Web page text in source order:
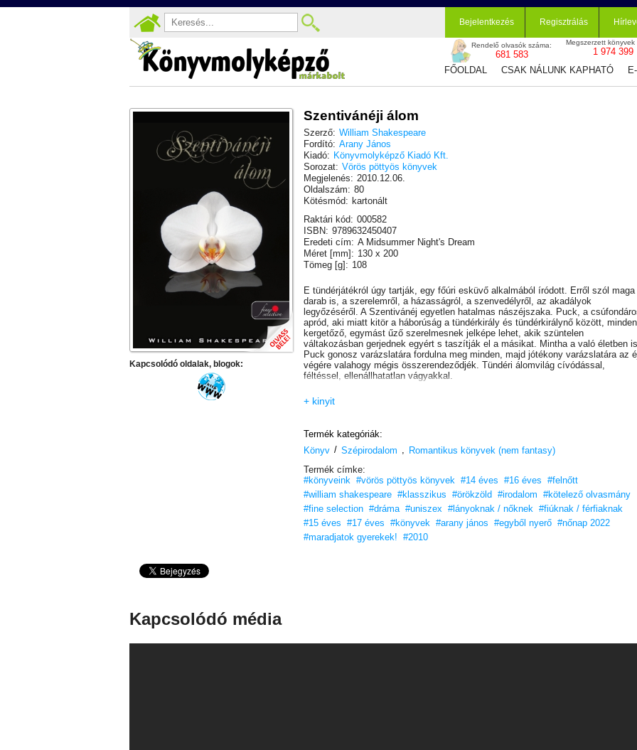
Bejelentkezés Regisztrálás
Rendelő olvasók száma:
681 583
Megszerzett könyvek
1 974 399
FŐOLDAL
CSAK NÁLUNK KAPHATÓ
Kapcsolódó oldalak, blogok:
Szentivánéji álom
Szerző: William Shakespeare
Fordító: Arany János
Kiadó: Könyvmolyképző Kiadó Kft.
Sorozat: Vörös pöttyös könyvek
Megjelenés: 2010.12.06.
Oldalszám: 80
Kötésmód: kartonált
Raktári kód: 000582
ISBN: 9789632450407
Eredeti cím: A Midsummer Night's Dream
Méret [mm]: 130 x 200
Tömeg [g]: 108
E tündérjátékról úgy tartják, egy főúri esküvő alkalmából íródott. Erről szól maga
darab is, a szerelemről, a házasságról, a szenvedélyről, az akadályok
legyőzéséről. A Szentivánéj egyetlen hatalmas nászéjszaka. Puck, a
apród, aki miatt kitör a háborúság a tündérkirály és tündérkirálynő között, minden
kergetőző, egymást űző szerelmesnek jelképe lehet, akik szüntelen
váltakozásban gerjednek egyért s taszítják el a másikat. Mintha a való életben is
Puck gonosz varázslatára fordulna meg minden, majd jótékony varázslatára az
végére valahogy mégis összerendeződjék. Tündéri álomvilág cívódással,
féltéssel, ellenállhatatlan vágyakkal.
+ kinyit
Termék kategóriák:
Könyv / Szépirodalom , Romantikus könyvek (nem fantasy)
Termék címke:
#könyveink #vörös pöttyös könyvek #14 éves #16 éves #felnőtt
#william shakespeare #klasszikus #örökzöld #irodalom #kötelező olvasmány
#fine selection #dráma #uniszex #lányoknak / nőknek #fiúknak / férfiaknak
#15 éves #17 éves #könyvek #arany jános #egyből nyerő #nőnap 2022
#maradjatok gyerekek! #2010
Kapcsolódó média